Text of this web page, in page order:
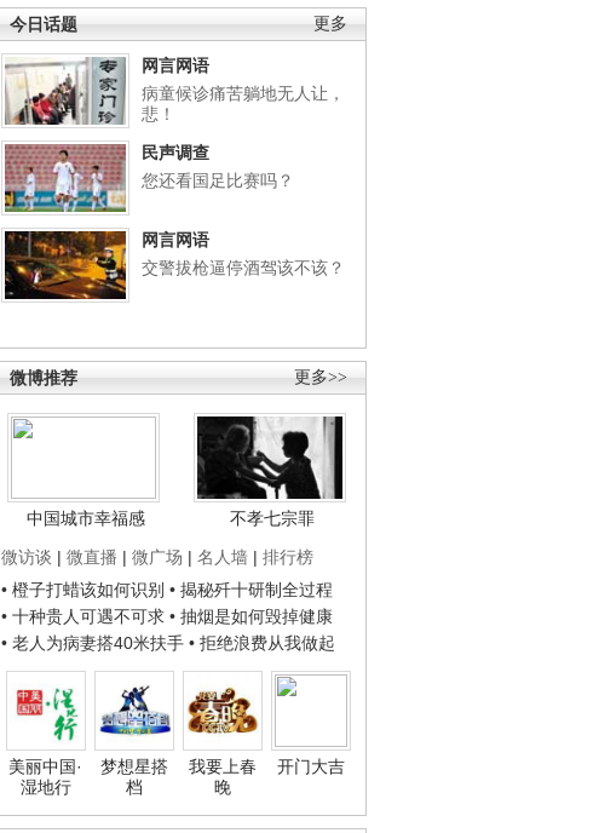
更多
今日话题
网言网语
病童候诊痛苦躺地无人让，
悲！
民声调查
您还看国足比赛吗？
网言网语
交警拔枪逼停酒驾该不该？
更多>>
微博推荐
中国城市幸福感
不孝七宗罪
微访谈 | 微直播 | 微广场 | 名人墙 | 排行榜
• 橙子打蜡该如何识别 • 揭秘歼十研制全过程
• 十种贵人可遇不可求 • 抽烟是如何毁掉健康
• 老人为病妻搭40米扶手 • 拒绝浪费从我做起
美丽中国·
湿地行
梦想星搭
档
我要上春
晚
开门大吉